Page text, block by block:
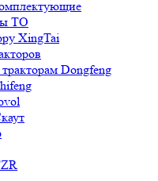
ТО
XingTai
Dongfeng